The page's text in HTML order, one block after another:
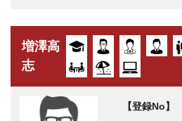
増澤高
志
【登録No】